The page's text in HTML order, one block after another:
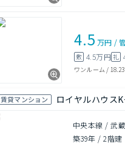
4.5 万円 /
敷 4.5万円礼
ワンルーム /
賃貸マンション ロイヤルハウス
中央本線 / 武
築39年 /2階建